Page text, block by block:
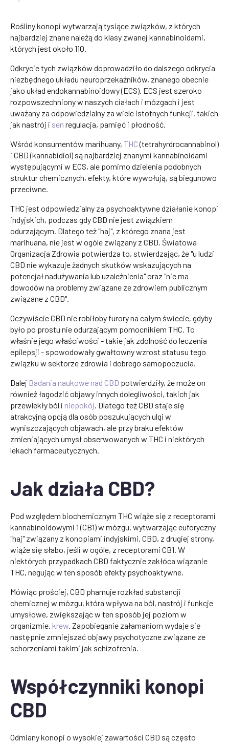
Rośliny konopi wytwarzają tysiące związków, z których
najbardziej znane należą do klasy zwanej kannabinoidami,
których jest około 110.
Odkrycie tych związków doprowadziło do dalszego odkrycia
niezbędnego układu neuroprzekaźników, znanego obecnie
jako układ endokannabinoidowy (ECS). ECS jest szeroko
rozpowszechniony w naszych ciałach i mózgach i jest
uważany za odpowiedzialny za wiele istotnych funkcji, takich
jak nastrój i sen regulacja, pamięć i płodność.
Wśród konsumentów marihuany, THC(tetrahyrdrocannabinol)
i CBD (kannabidiol) są najbardziej znanymi kannabinoidami
występującymi w ECS, ale pomimo dzielenia podobnych
struktur chemicznych, efekty, które wywołują, są biegunowo
przeciwne.
THC jest odpowiedzialny za psychoaktywne działanie konopi
indyjskich, podczas gdy CBD nie jest związkiem
odurzającym. Dlatego też "haj", z którego znana jest
marihuana, nie jest w ogóle związany z CBD. Światowa
Organizacja Zdrowia potwierdza to, stwierdzając, że "u ludzi
CBD nie wykazuje żadnych skutków wskazujących na
potencjał nadużywania lub uzależnienia" oraz "nie ma
dowodów na problemy związane ze zdrowiem publicznym
związane z CBD".
Oczywiście CBD nie robiłoby furory na całym świecie, gdyby
było po prostu nie odurzającym pomocnikiem THC. To
właśnie jego właściwości - takie jak zdolność do leczenia
epilepsji - spowodowały gwałtowny wzrost statusu tego
związku w sektorze zdrowia i dobrego samopoczucia.
Dalej Badania naukowe nad CBD potwierdziły, że może on
również łagodzić objawy innych dolegliwości, takich jak
przewlekły ból i niepokój. Dlatego też CBD staje się
atrakcyjną opcją dla osób poszukujących ulgi w
wyniszczających objawach, ale przy braku efektów
zmieniających umysł obserwowanych w THC i niektórych
lekach farmaceutycznych.
Jak działa CBD?
Pod względem biochemicznym THC wiąże się z receptorami
kannabinoidowymi 1 (CB1) w mózgu, wytwarzając euforyczny
"haj" związany z konopiami indyjskimi. CBD, z drugiej strony,
wiąże się słabo, jeśli w ogóle, z receptorami CB1. W
niektórych przypadkach CBD faktycznie zakłóca wiązanie
THC, negując w ten sposób efekty psychoaktywne.
Mówiąc prościej, CBD phamuje rozkład substancji
chemicznej w mózgu, która wpływa na ból, nastrój i funkcje
umysłowe, zwiększając w ten sposób jej poziom w
organizmie. krew. Zapobieganie załamaniom wydaje się
następnie zmniejszać objawy psychotyczne związane ze
schorzeniami takimi jak schizofrenia.
Współczynniki konopi
CBD
Odmiany konopi o wysokiej zawartości CBD są często